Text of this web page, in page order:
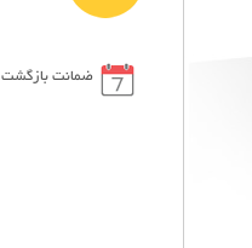
ضمانت بازگشت